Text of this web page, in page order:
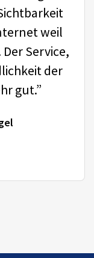
weil
Service,
der
gut.”